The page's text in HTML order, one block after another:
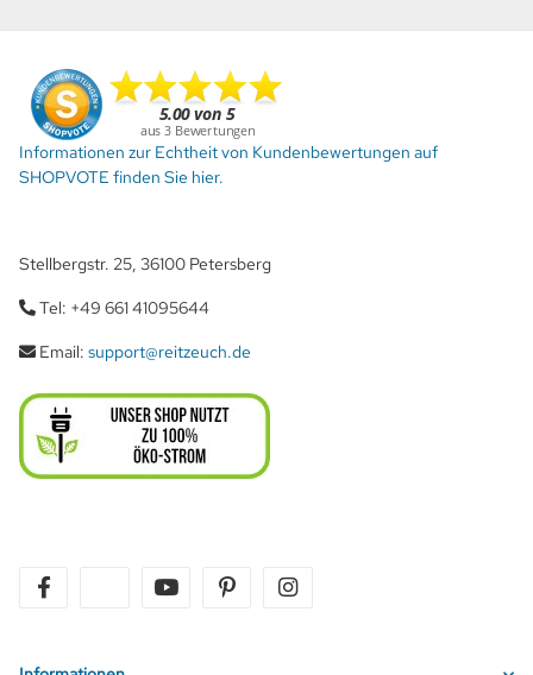
Informationen zur Echtheit von Kundenbewertungen auf
SHOPVOTE finden Sie hier.
Stellbergstr. 25, 36100 Petersberg
Tel: +49 661 41095644
Email: support@reitzeuch.de
twitter youtube pinterest